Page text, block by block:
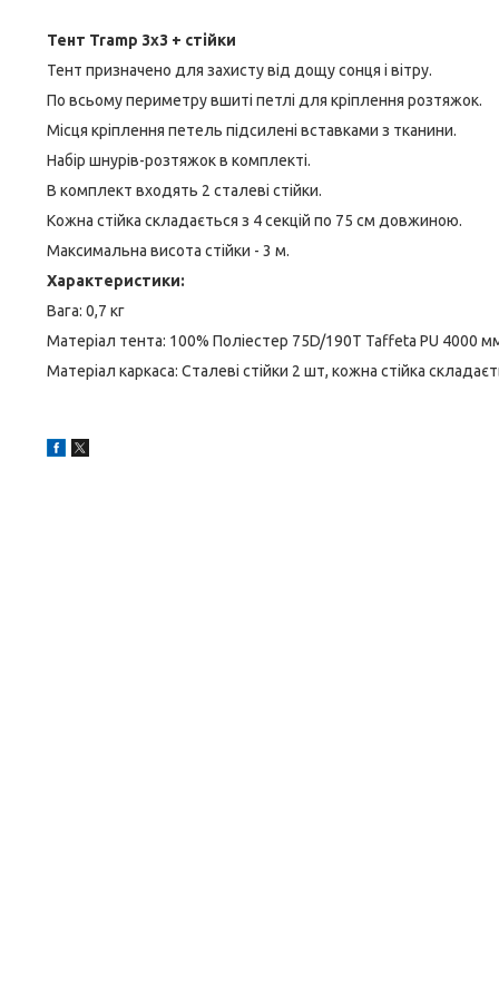
Тент Tramp 3х3 + стійки
Тент призначено для захисту від дощу сонця і вітру.
По всьому периметру вшиті петлі для кріплення розтяжок.
Місця кріплення петель підсилені вставками з тканини.
Набір шнурів-розтяжок в комплекті.
В комплект входять 2 сталеві стійки.
Кожна стійка складається з 4 секцій по 75 см довжиною.
Максимальна висота стійки - 3 м.
Характеристики:
Вага: 0,7 кг
Матеріал тента: 100% Поліестер 75D/190T Taffeta PU 4000
Матеріал каркаса: Сталеві стійки 2 шт, кожна стійка